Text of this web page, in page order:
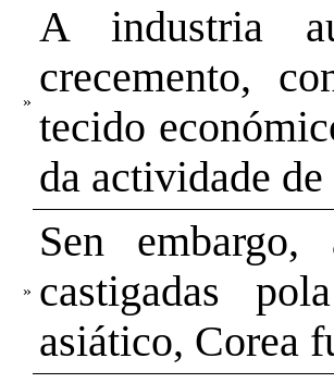
»
A industria
crecemento,
tecido
da actividade
»
Sen
castigadas
asiático, Corea